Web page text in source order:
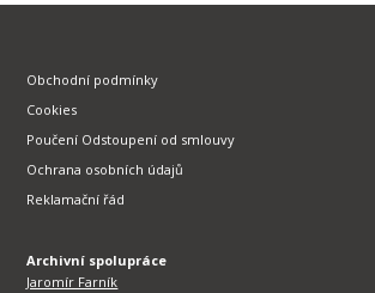
Obchodní podmínky
Cookies
Poučení Odstoupení od smlouvy
Ochrana osobních údajů
Reklamační řád
Archivní spolupráce
Jaromír Farník